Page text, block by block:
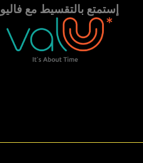
إستمتع بالتقسيط مع فاليو